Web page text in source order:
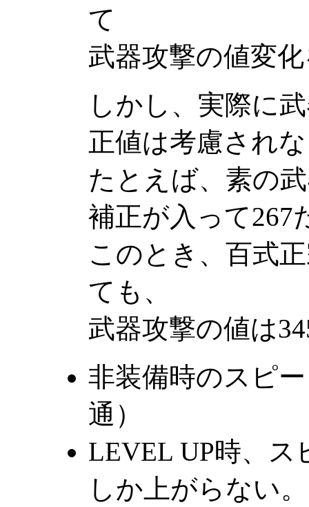
て
武器攻撃の値変
しかし、実際に
正値は考慮され
たとえば、素の
補正が入って267
このとき、百式
ても、
武器攻撃の値は
非装備時のスピ
通）
LEVEL UP時、
しか上がらない。